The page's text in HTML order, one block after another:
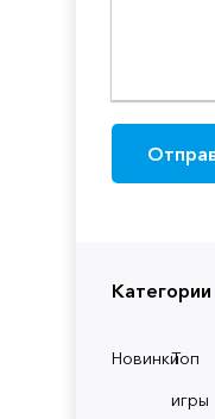
Категории
НовинкиТоп
игры